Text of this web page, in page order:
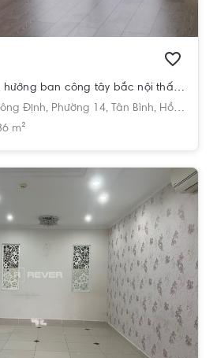
Căn hộ The Harmona hướng ban công tây bắc nội thất cơ bản diện tích 79.86m²
Định, Phường 14, Tân Bình, Hồ Chí Minh
m²